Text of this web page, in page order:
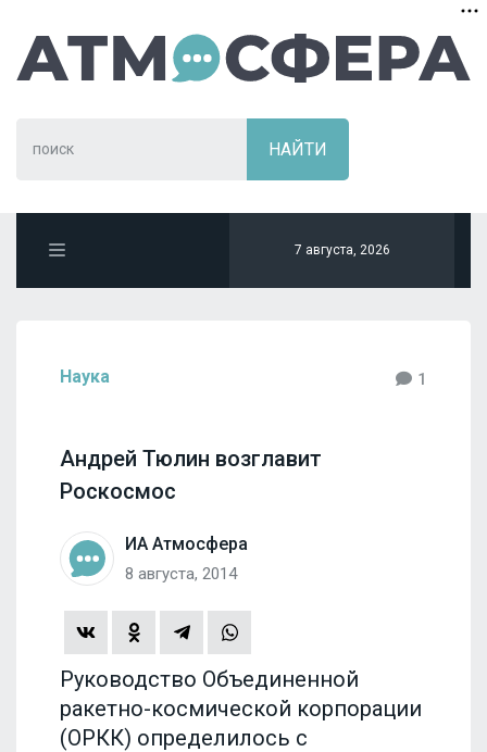
7 августа, 2026
Наука 1
Андрей Тюлин возглавит
Роскосмос
ИА Атмосфера
8 августа, 2014
Руководство Объединенной
ракетно-космической корпорации
(ОРКК) определилось с